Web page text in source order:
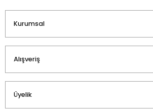
Kurumsal
Alışveriş
Üyelik